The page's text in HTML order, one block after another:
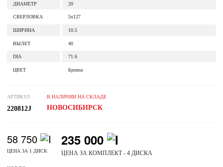
ДИАМЕТР 20
СВЕРЛОВКА 5x127
ШИРИНА 10.5
ВЫЛЕТ 40
DIA 71.6
ЦВЕТ Бронза
АРТИКУЛ
220812J
В НАЛИЧИИ НА СКЛАДЕ
НОВОСИБИРСК
58 750
ЦЕНА ЗА 1 ДИСК
235 000
ЦЕНА ЗА КОМПЛЕКТ - 4 ДИСКА